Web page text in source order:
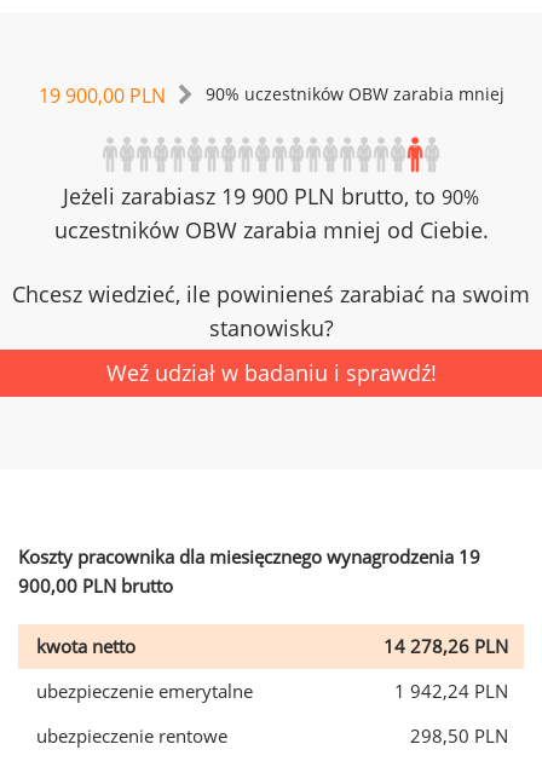
19 900,00 PLN 90% uczestników OBW zarabia mniej
Jeżeli zarabiasz 19 900 PLN brutto, to 90%
uczestników OBW zarabia mniej od Ciebie.
Chcesz wiedzieć, ile powinieneś zarabiać na swoim
stanowisku?
Weź udział w badaniu i sprawdź!
Koszty pracownika dla miesięcznego wynagrodzenia 19
900,00 PLN brutto
kwota netto
14 278,26 PLN
ubezpieczenie emerytalne
1 942,24 PLN
ubezpieczenie rentowe
298,50 PLN